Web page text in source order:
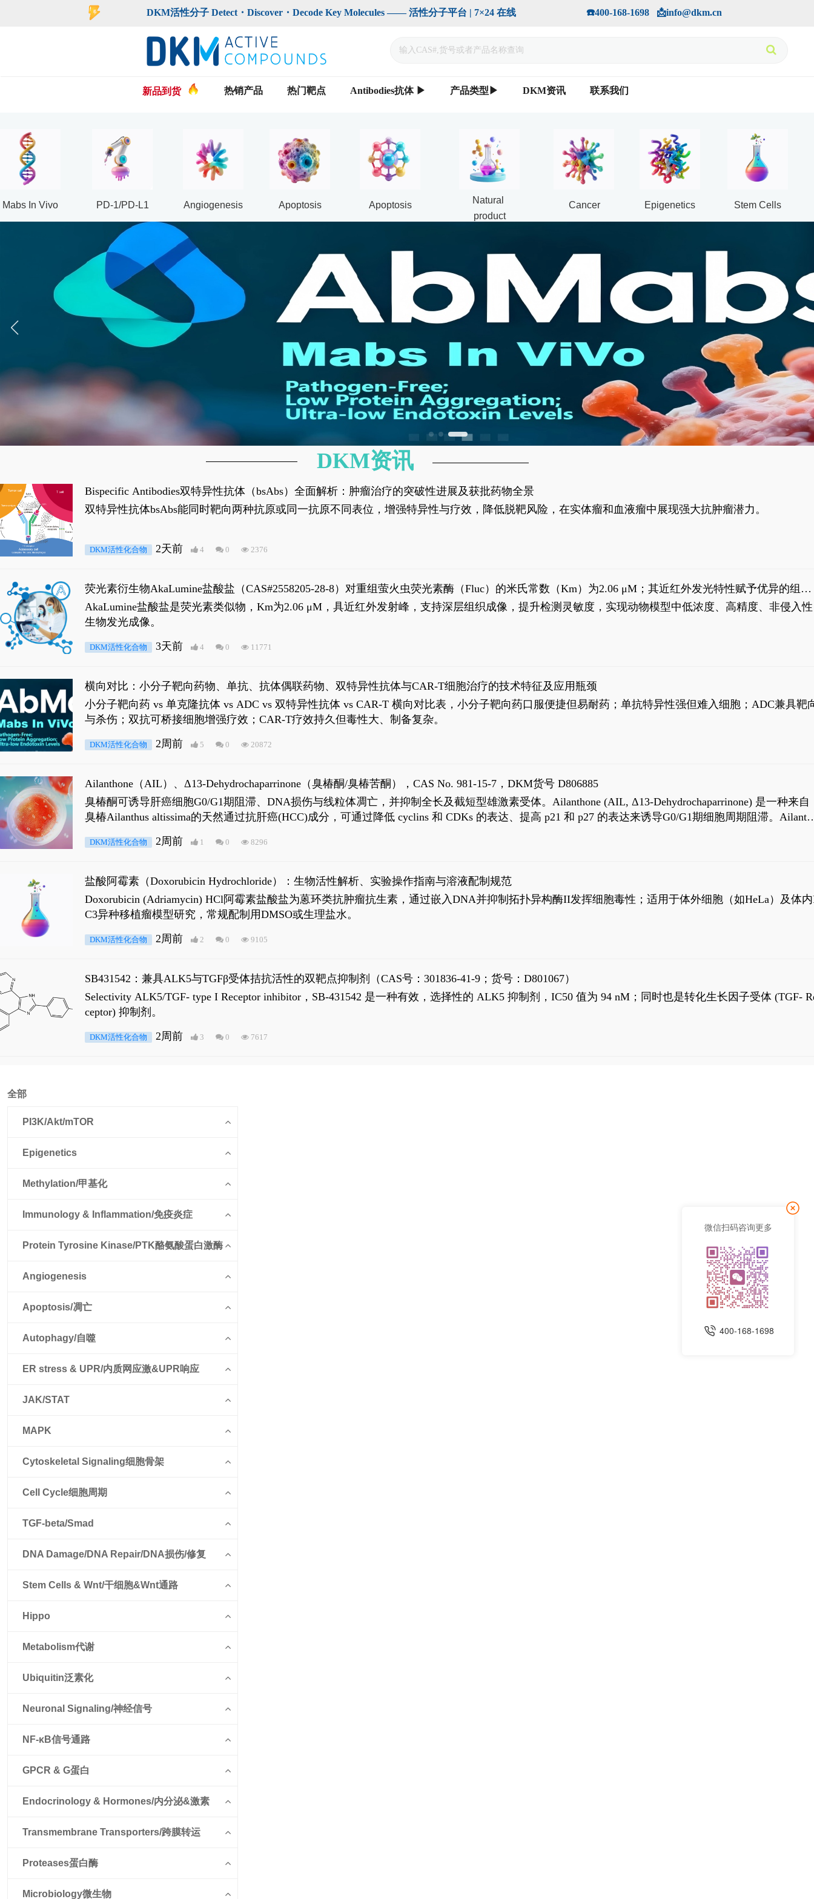
手机版
DKM活性分子 Detect・Discover・Decode Key Molecules —— 活性分子平台 | 7×24 在线                             ☎️400-168-1698   📩info@dkm.cn
新品到货 热销产品 热门靶点 Antibodies抗体 ▶ 产品类型▶ DKM资讯 联系我们
Mabs In Vivo PD-1/PD-L1 Angiogenesis Apoptosis Apoptosis
Natural
product
Cancer Epigenetics Stem Cells
Bispecific Antibodies双特异性抗体（bsAbs）全面解析：肿瘤治疗的突破性进展及获批药物全景
双特异性抗体bsAbs能同时靶向两种抗原或同一抗原不同表位，增强特异性与疗效，降低脱靶风险，在实体瘤和血液瘤中展现强大抗肿瘤潜力。
DKM活性化合物 2天前 4 0 2376
荧光素衍生物AkaLumine盐酸盐（CAS#2558205-28-8）对重组萤火虫荧光素酶（Fluc）的米氏常数（Km）为2.06 μM；其近红外发光特性赋予优异的组织
穿透能力，大幅增强成像信噪比，从而实现活体动物模型中极低给药剂量下的高灵敏度、非侵入式生物发光动态追踪。
AkaLumine盐酸盐是荧光素类似物，Km为2.06 μM，具近红外发射峰，支持深层组织成像，提升检测灵敏度，实现动物模型中低浓度、高精度、非侵入性
生物发光成像。
DKM活性化合物 3天前 4 0 11771
横向对比：小分子靶向药物、单抗、抗体偶联药物、双特异性抗体与CAR-T细胞治疗的技术特征及应用瓶颈
小分子靶向药 vs 单克隆抗体 vs ADC vs 双特异性抗体 vs CAR-T 横向对比表，小分子靶向药口服便捷但易耐药；单抗特异性强但难入细胞；ADC兼具靶
与杀伤；双抗可桥接细胞增强疗效；CAR-T疗效持久但毒性大、制备复杂。
DKM活性化合物 2周前 5 0 20872
Ailanthone（AIL）、Δ13-Dehydrochaparrinone（臭椿酮/臭椿苦酮），CAS No. 981-15-7，DKM货号 D806885
臭椿酮可诱导肝癌细胞G0/G1期阻滞、DNA损伤与线粒体凋亡，并抑制全长及截短型雄激素受体。Ailanthone (AIL, Δ13-Dehydrochaparrinone) 是一种来自
臭椿Ailanthus altissima的天然通过抗肝癌(HCC)成分，可通过降低 cyclins 和 CDKs 的表达、提高 p21 和 p27 的表达来诱导G0/G1期细胞周期阻滞。
是全长 Androgen Receptor (AR-FL)和组成型活性截断AR剪接变体(AR-Vs, AR1-651)的抑制剂，对应的IC50值分别为69 nM和309 nM。
DKM活性化合物 2周前 1 0 8296
盐酸阿霉素（Doxorubicin Hydrochloride）：生物活性解析、实验操作指南与溶液配制规范
Doxorubicin (Adriamycin) HCl阿霉素盐酸盐为蒽环类抗肿瘤抗生素，通过嵌入DNA并抑制拓扑异构酶II发挥细胞毒性；适用于体外细胞（如HeLa）及体内
C3异种移植瘤模型研究，常规配制用DMSO或生理盐水。
DKM活性化合物 2周前 2 0 9105
SB431542：兼具ALK5与TGFβ受体拮抗活性的双靶点抑制剂（CAS号：301836-41-9；货号：D801067）
Selectivity ALK5/TGF- type I Receptor inhibitor，SB-431542 是一种有效，选择性的 ALK5 抑制剂，IC50 值为 94 nM；同时也是转化生长因子受体 (TGF-
ceptor) 抑制剂。
DKM活性化合物 2周前 3 0 7617
DKM资讯
全部
PI3K/Akt/mTOR
Epigenetics
Methylation/甲基化
Immunology & Inflammation/免疫炎症
Protein Tyrosine Kinase/PTK酪氨酸蛋白激酶
Angiogenesis
Apoptosis/凋亡
Autophagy/自噬
ER stress & UPR/内质网应激&UPR响应
JAK/STAT
MAPK
Cytoskeletal Signaling细胞骨架
Cell Cycle细胞周期
TGF-beta/Smad
DNA Damage/DNA Repair/DNA损伤/修复
Stem Cells & Wnt/干细胞&Wnt通路
Hippo
Metabolism代谢
Ubiquitin泛素化
Neuronal Signaling/神经信号
NF-κB信号通路
GPCR & G蛋白
Endocrinology & Hormones/内分泌&激素
Transmembrane Transporters/跨膜转运
Proteases蛋白酶
Microbiology微生物
微信扫码咨询更多
400-168-1698